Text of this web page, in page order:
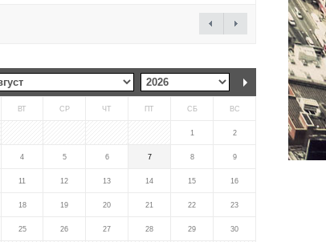
ВТ СР ЧТ ПТ СБ ВС
1 2
4 5 6 7 8 9
11 12 13 14 15 16
18 19 20 21 22 23
25 26 27 28 29 30